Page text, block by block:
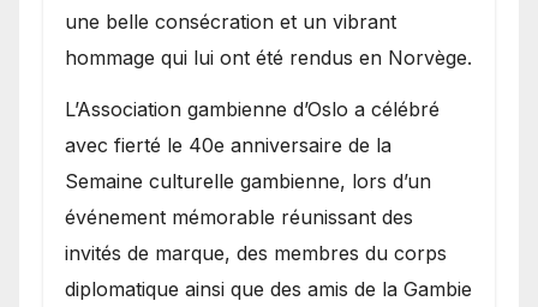
une belle consécration et un vibrant
hommage qui lui ont été rendus en Norvège.
​L’Association gambienne d’Oslo a célébré
avec fierté le 40e anniversaire de la
Semaine culturelle gambienne, lors d’un
événement mémorable réunissant des
invités de marque, des membres du corps
diplomatique ainsi que des amis de la Gambie